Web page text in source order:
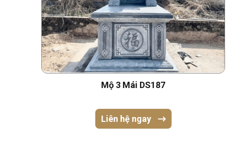
Mộ 3 Mái DS187
Liên hệ ngay